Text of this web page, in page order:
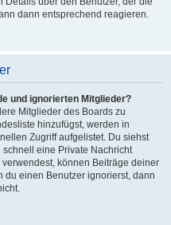
dann entsprechend reagieren.
und ignorierten Mitglieder?
Mitglieder des Boards zu
hinzufügst, werden in
Zugriff aufgelistet. Du siehst
eine Private Nachricht
können Beiträge deiner
du einen Benutzer ignorierst, dann